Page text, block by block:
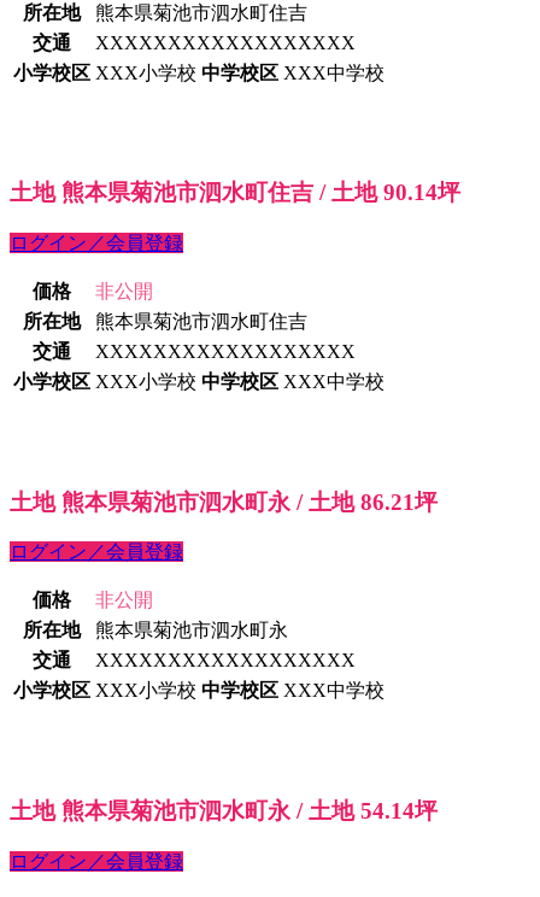
所在地
熊本県菊池市泗水町住吉
交通
XXXXXXXXXXXXXXXXXX
小学校区 XXX小学校 中学校区 XXX中学校
土地 熊本県菊池市泗水町住吉 / 土地 90.14坪
ログイン／会員登録
価格
非公開
所在地
熊本県菊池市泗水町住吉
交通
XXXXXXXXXXXXXXXXXX
小学校区 XXX小学校 中学校区 XXX中学校
土地 熊本県菊池市泗水町永 / 土地 86.21坪
ログイン／会員登録
価格
非公開
所在地
熊本県菊池市泗水町永
交通
XXXXXXXXXXXXXXXXXX
小学校区 XXX小学校 中学校区 XXX中学校
土地 熊本県菊池市泗水町永 / 土地 54.14坪
ログイン／会員登録